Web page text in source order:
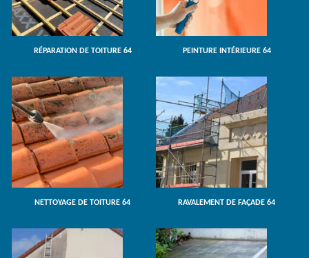
RÉPARATION DE TOITURE 64 PEINTURE INTÉRIEURE 64
NETTOYAGE DE TOITURE 64 RAVALEMENT DE FAÇADE 64